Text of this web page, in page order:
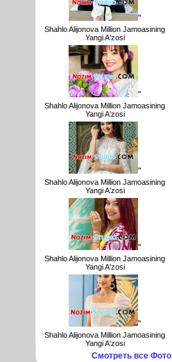
"
Shahlo Alijonova Million Jamoasining
Yangi A'zosi
"
Shahlo Alijonova Million Jamoasining
Yangi A'zosi
"
Shahlo Alijonova Million Jamoasining
Yangi A'zosi
"
Shahlo Alijonova Million Jamoasining
Yangi A'zosi
"
Shahlo Alijonova Million Jamoasining
Yangi A'zosi
Смотреть все Фото